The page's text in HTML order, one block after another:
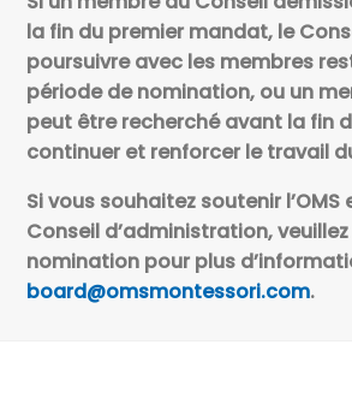
la fin du premier mandat, le
poursuivre avec les membres
période de nomination, ou un
peut être recherché avant la fin
continuer et renforcer le travail
Si vous souhaitez soutenir
Conseil d’administration,
nomination pour plus
board@omsmontessori.com.